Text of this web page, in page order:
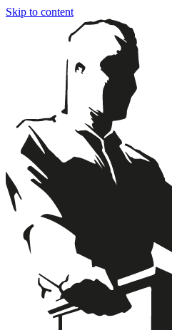
Skip to content